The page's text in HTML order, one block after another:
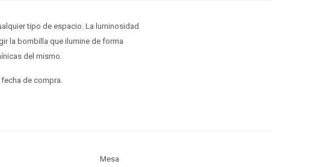
tipo de espacio. La luminosidad
la bombilla que ilumine de forma
del mismo.
de compra.
Mesa